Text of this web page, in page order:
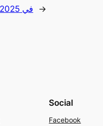
في 2025
→
Social
Facebook